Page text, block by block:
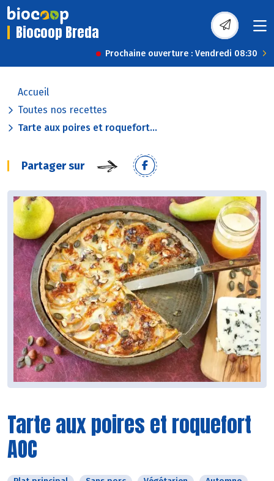
Biocoop Breda
Prochaine ouverture : Vendredi 08:30
Accueil
Toutes nos recettes
Tarte aux poires et roquefort...
Partager sur
Tarte aux poires et roquefort
AOC